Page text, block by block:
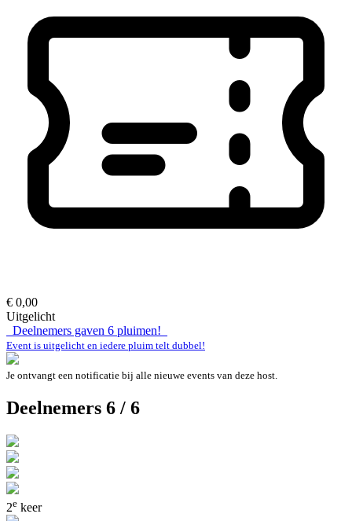
€ 0,00
Uitgelicht
Deelnemers gaven 6 pluimen!
Event is uitgelicht en iedere pluim telt dubbel!
Je ontvangt een notificatie bij alle nieuwe events van deze host.
Deelnemers 6 / 6
2e keer